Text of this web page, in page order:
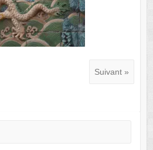
Suivant »